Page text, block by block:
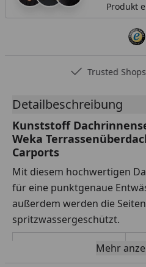
Produkt
Trusted
Detailbeschreibung
Kunststoff
Weka
Carports
Mit diesem hochwertigen
für eine punktgenaue
außerdem werden die
spritzwassergeschützt.
Mehr